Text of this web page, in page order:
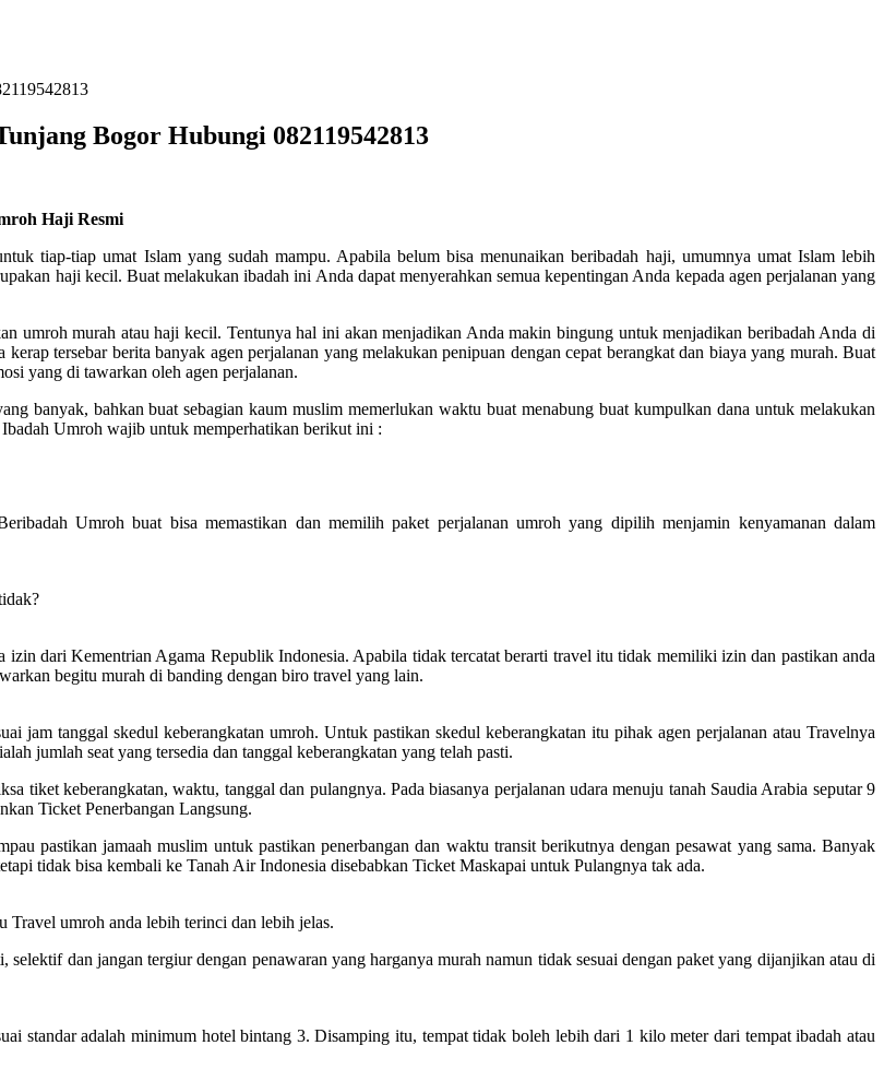
Bogor Hubungi 082119542813
Haji Resmi
tiap-tiap umat Islam yang sudah mampu. Apabila belum bisa menunaikan beribadah haji, umumnya umat Islam lebih
haji kecil. Buat melakukan ibadah ini Anda dapat menyerahkan semua kepentingan Anda kepada agen perjalanan yang
umroh murah atau haji kecil. Tentunya hal ini akan menjadikan Anda makin bingung untuk menjadikan beribadah Anda di
tersebar berita banyak agen perjalanan yang melakukan penipuan dengan cepat berangkat dan biaya yang murah. Buat
yang di tawarkan oleh agen perjalanan.
banyak, bahkan buat sebagian kaum muslim memerlukan waktu buat menabung buat kumpulkan dana untuk melakukan
Umroh wajib untuk memperhatikan berikut ini :
Umroh buat bisa memastikan dan memilih paket perjalanan umroh yang dipilih menjamin kenyamanan dalam
dari Kementrian Agama Republik Indonesia. Apabila tidak tercatat berarti travel itu tidak memiliki izin dan pastikan anda
begitu murah di banding dengan biro travel yang lain.
jam tanggal skedul keberangkatan umroh. Untuk pastikan skedul keberangkatan itu pihak agen perjalanan atau Travelnya
jumlah seat yang tersedia dan tanggal keberangkatan yang telah pasti.
tiket keberangkatan, waktu, tanggal dan pulangnya. Pada biasanya perjalanan udara menuju tanah Saudia Arabia seputar 9
Ticket Penerbangan Langsung.
pastikan jamaah muslim untuk pastikan penerbangan dan waktu transit berikutnya dengan pesawat yang sama. Banyak
tidak bisa kembali ke Tanah Air Indonesia disebabkan Ticket Maskapai untuk Pulangnya tak ada.
Travel umroh anda lebih terinci dan lebih jelas.
dan jangan tergiur dengan penawaran yang harganya murah namun tidak sesuai dengan paket yang dijanjikan atau di
standar adalah minimum hotel bintang 3. Disamping itu, tempat tidak boleh lebih dari 1 kilo meter dari tempat ibadah atau